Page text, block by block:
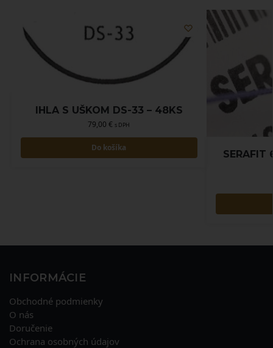
IHLA S UŠKOM DS-33 – 48KS
79,00€ s DPH
Do košíka
SERAFIT
INFORMÁCIE
Obchodné podmienky
O nás
Doručenie
Ochrana osobných údajov